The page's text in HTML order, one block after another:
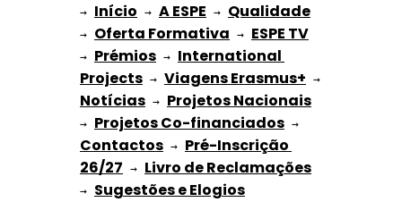
→ Início → A ESPE → Qualidade
→ Oferta Formativa → ESPE TV
→ Prémios → International
Projects → Viagens Erasmus+
Notícias → Projetos Nacionais
→ Projetos Co-financiados
Contactos → Pré-Inscrição
26/27 → Livro de Reclamações
→ Sugestões e Elogios